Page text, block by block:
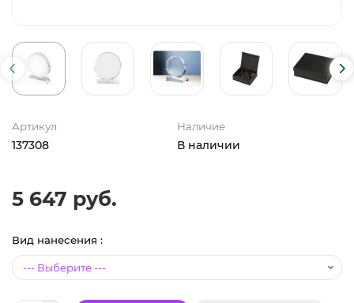
Артикул
137308
Наличие
В наличии
5 647 руб.
Вид нанесения :